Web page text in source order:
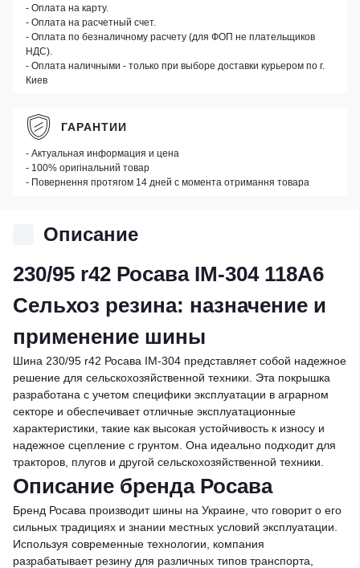
Описание
230/95 r42 Росава IM-304 118A6
Сельхоз резина: назначение и
применение шины
Шина 230/95 r42 Росава IM-304 представляет собой надежное
решение для сельскохозяйственной техники. Эта покрышка
разработана с учетом специфики эксплуатации в аграрном
секторе и обеспечивает отличные эксплуатационные
характеристики, такие как высокая устойчивость к износу и
надежное сцепление с грунтом. Она идеально подходит для
тракторов, плугов и другой сельскохозяйственной техники.
Описание бренда Росава
Бренд Росава производит шины на Украине, что говорит о его
сильных традициях и знании местных условий эксплуатации.
Используя современные технологии, компания
разрабатывает резину для различных типов транспорта,
- Оплата на карту.
- Оплата на расчетный счет.
- Оплата по безналичному расчету (для ФОП не плательщиков
НДС).
- Оплата наличными - только при выборе доставки курьером по г.
Киев
ГАРАНТИИ
- Актуальная информация и цена
- 100% оригінальний товар
- Повернення протягом 14 дней с момента отримання товара